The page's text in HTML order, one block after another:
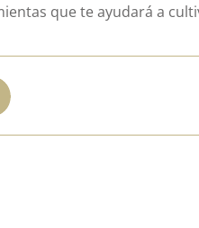
que te ayudará a